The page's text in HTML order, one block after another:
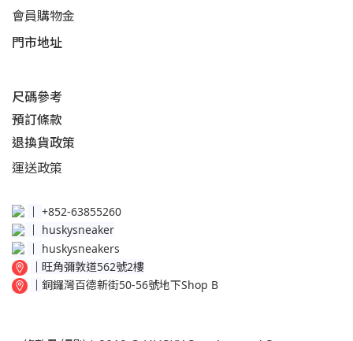
會員購物金
門市地址
尺碼參考
預訂條款
退換貨政策​
運送政策​
│ +852-63855260
huskysneaker
│ huskysneakers
│ 旺角彌敦道562號2樓
│ 銅鑼灣百德新街50-56號地下Shop B